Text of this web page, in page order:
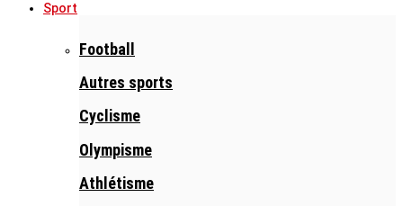
Sport
Football
Autres sports
Cyclisme
Olympisme
Athlétisme